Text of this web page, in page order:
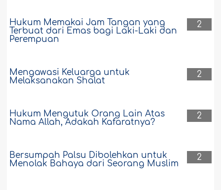
2
Hukum Memakai Jam Tangan yang
Terbuat dari Emas bagi Laki-Laki dan
Perempuan
2
Mengawasi Keluarga untuk
Melaksanakan Shalat
2
Hukum Mengutuk Orang Lain Atas
Nama Allah, Adakah Kafaratnya?
2
Bersumpah Palsu Dibolehkan untuk
Menolak Bahaya dari Seorang Muslim